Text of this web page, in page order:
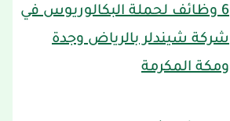
6 وظائف لحملة البكالوريوس في
شركة شيندلر بالرياض وجدة
ومكة المكرمة